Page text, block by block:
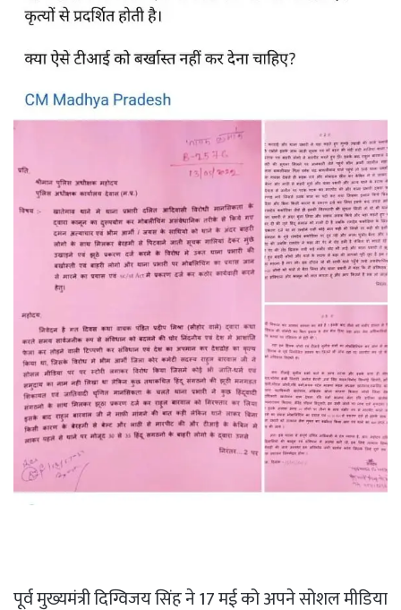
पूर्व मुख्यमंत्री दिग्विजय सिंह ने 17 मई को अपने सोशल मीडिया